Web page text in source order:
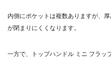
内側にポケットは複数ありますが、
が閉まりにくくなります。
一方で、トップハンドル ミニ フラッ